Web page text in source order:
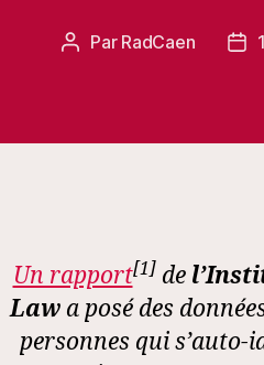
Auteur
Par RadCaen
Un rapport[1] de
Lawa posé des
personnes qui s’auto-